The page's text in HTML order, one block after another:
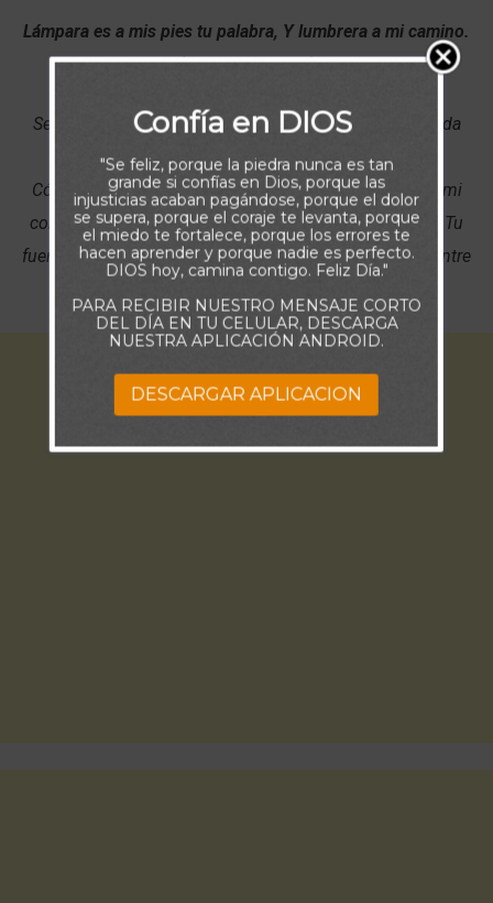
Lámpara es a mis pies tu palabra, Y lumbrera a mi camino.
(Salmos 119:105)
Señor, gracias por conducir mi vida e ir adelante en cada
paso que doy, mostrándome el camino correcto.
Cóncedeme la disciplina y el discernimiento para que mi
corazón continúe sensible a Tu dirección y armado de Tu
fuerza para afrontar las adversidades y retos que encuentre
Confía en DIOS
"Se feliz, porque la piedra nunca es tan
grande si confías en Dios, porque las
injusticias acaban pagándose, porque el dolor
se supera, porque el coraje te levanta, porque
el miedo te fortalece, porque los errores te
hacen aprender y porque nadie es perfecto.
DIOS hoy, camina contigo. Feliz Día."
PARA RECIBIR NUESTRO MENSAJE CORTO
DEL DÍA EN TU CELULAR, DESCARGA
NUESTRA APLICACIÓN ANDROID.
DESCARGAR APLICACION